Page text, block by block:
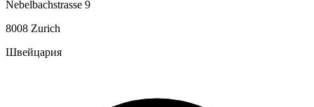
Nebelbachstrasse 9
8008 Zurich
Швейцария